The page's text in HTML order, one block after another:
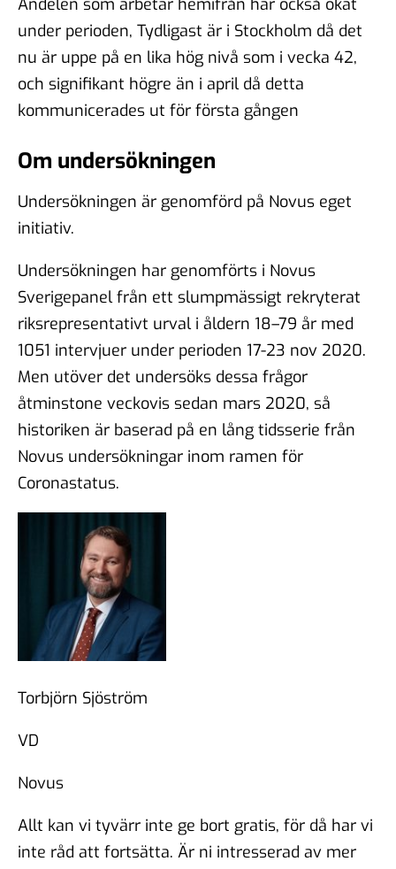
under perioden, Tydligast är i Stockholm då det
nu är uppe på en lika hög nivå som i vecka 42,
och signifikant högre än i april då detta
kommunicerades ut för första gången
Om undersökningen
Undersökningen är genomförd på Novus eget
initiativ.
Undersökningen har genomförts i Novus
Sverigepanel från ett slumpmässigt rekryterat
riksrepresentativt urval i åldern 18–79 år med
1051 intervjuer under perioden 17-23 nov 2020.
Men utöver det undersöks dessa frågor
åtminstone veckovis sedan mars 2020, så
historiken är baserad på en lång tidsserie från
Novus undersökningar inom ramen för
Coronastatus.
Torbjörn Sjöström
VD
Novus
Allt kan vi tyvärr inte ge bort gratis, för då har vi
inte råd att fortsätta. Är ni intresserad av mer